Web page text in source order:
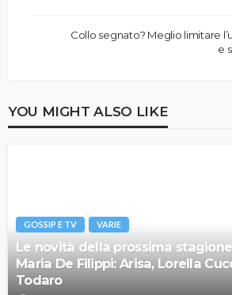
Collo segnato? Meglio limitare
e
YOU MIGHT ALSO LIKE
GOSSIP E TV VARIE
Le novità della prossima
Maria De Filippi: Arisa, Lorella
Todaro